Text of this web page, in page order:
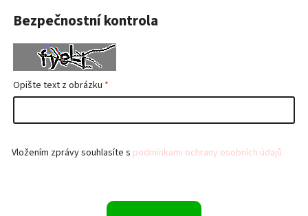
Bezpečnostní kontrola
Opište text z obrázku
Vložením zprávy souhlasíte s podmínkami ochrany osobních údajů